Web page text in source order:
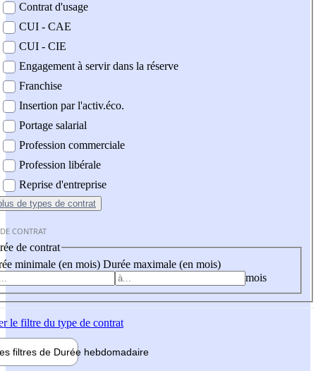
Contrat d'usage
CUI - CAE
CUI - CIE
Engagement à servir dans la réserve
Franchise
Insertion par l'activ.éco.
Portage salarial
Profession commerciale
Profession libérale
Reprise d'entreprise
de types de contrat
CONTRAT
de contrat
minimale (en mois) Durée maximale (en mois)
mois
le filtre du type de contrat
filtres de Durée hebdomadaire